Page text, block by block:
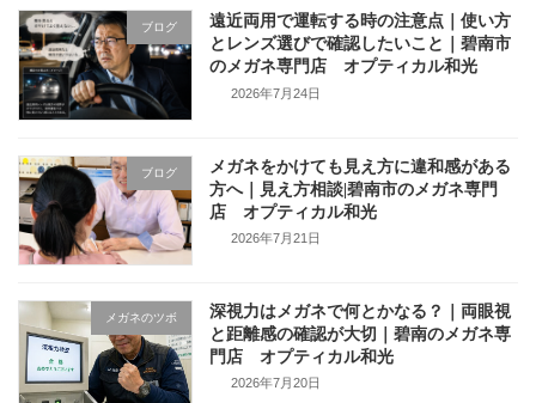
ブログ
遠近両用で運転する時の注意点｜使い方
とレンズ選びで確認したいこと｜碧南市
のメガネ専門店 オプティカル和光
2026年7月24日
ブログ
メガネをかけても見え方に違和感がある
方へ｜見え方相談|碧南市のメガネ専門
店 オプティカル和光
2026年7月21日
メガネのツボ
深視力はメガネで何とかなる？｜両眼視
と距離感の確認が大切｜碧南のメガネ専
門店 オプティカル和光
2026年7月20日